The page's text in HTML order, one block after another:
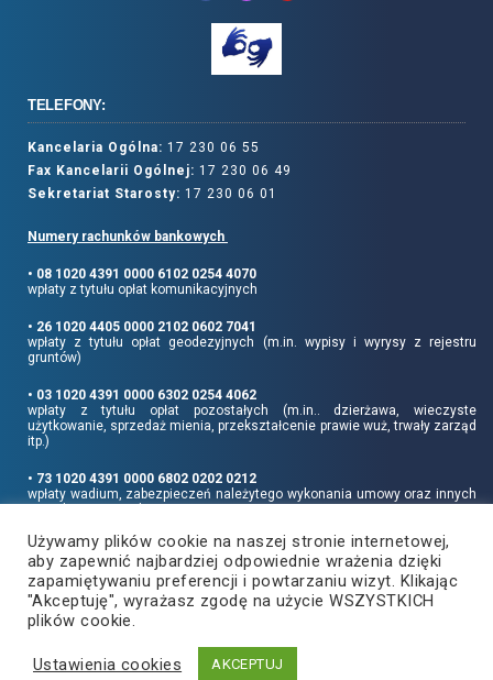
TELEFONY:
Kancelaria Ogólna: 17 230 06 55
Fax Kancelarii Ogólnej: 17 230 06 49
Sekretariat Starosty: 17 230 06 01
Numery rachunków bankowych
• 08 1020 4391 0000 6102 0254 4070
wpłaty z tytułu opłat komunikacyjnych
• 26 1020 4405 0000 2102 0602 7041
wpłaty z tytułu opłat geodezyjnych (m.in. wypisy i wyrysy z rejestru
gruntów)
• 03 1020 4391 0000 6302 0254 4062
wpłaty z tytułu opłat pozostałych (m.in.. dzierżawa, wieczyste
użytkowanie, sprzedaż mienia, przekształcenie prawie wuż, trwały zarząd
itp.)
• 73 1020 4391 0000 6802 0202 0212
wpłaty wadium, zabezpieczeń należytego wykonania umowy oraz innych
Informujemy, że opłatę skarbową należy uiszczać na rachunek Urzędu
Miasta Rzeszowa:
• 90 1240 6960 3851 0062 0000 0423
Copyright2021©
Używamy plików cookie na naszej stronie internetowej,
aby zapewnić najbardziej odpowiednie wrażenia dzięki
zapamiętywaniu preferencji i powtarzaniu wizyt. Klikając
"Akceptuję", wyrażasz zgodę na użycie WSZYSTKICH
plików cookie.
Ustawienia cookies AKCEPTUJ